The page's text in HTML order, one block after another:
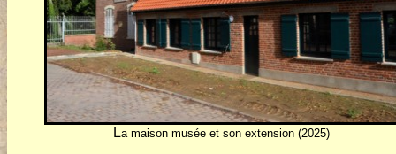
La maison musée et son extension (2025)